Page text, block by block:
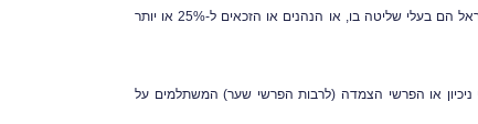
, אם תושבי ישראל הם בעלי שליטה בו, או הנהנים או הזכאים ל-25% או יותר
דמי ניכיון או הפרשי הצמדה (לרבות הפרשי שער) המשתלמים על